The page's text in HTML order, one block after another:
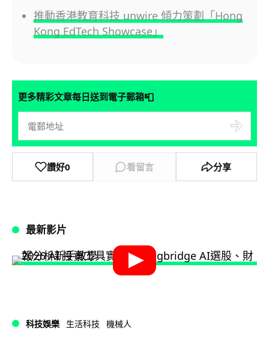
推動香港教育科技 unwire 傾力策劃「Hong
Kong EdTech Showcase」
更多精彩文章每日送到電子郵箱📮
讚好0 看留言 分享
最新影片
科技娛樂 生活科技 機械人